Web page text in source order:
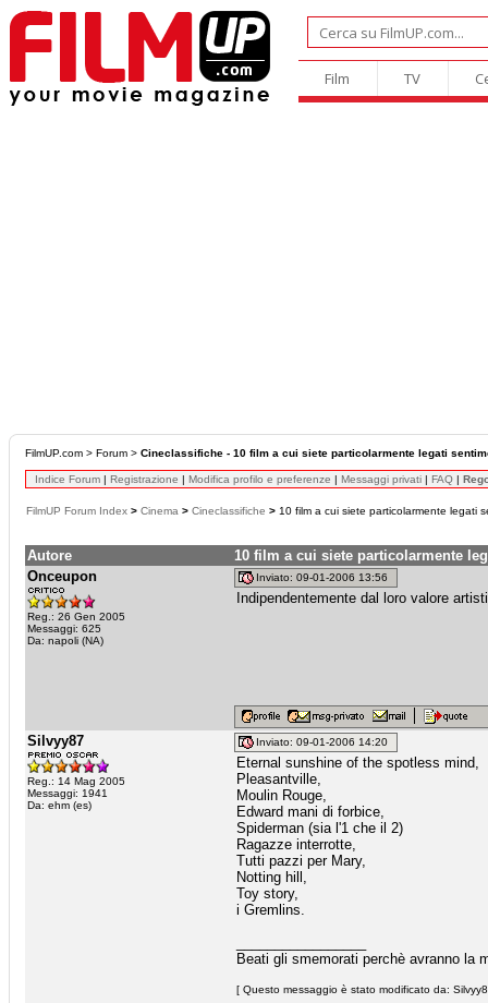
Film TV
FilmUP.com > Forum > Cineclassifiche - 10 film a cui siete particolarmente legati
Indice Forum | Registrazione | Modifica profilo e preferenze | Messaggi privati | FAQ |
FilmUP Forum Index > Cinema > Cineclassifiche > 10 film a cui siete particolarmente legati
Autore
10 film a cui siete particolarmente
Onceupon
Reg.: 26 Gen 2005
Messaggi: 625
Da: napoli (NA)
Inviato: 09-01-2006 13:56
Indipendentemente dal loro valore
Silvyy87
Reg.: 14 Mag 2005
Messaggi: 1941
Da: ehm (es)
Inviato: 09-01-2006 14:20
Eternal sunshine of the spotless mind,
Pleasantville,
Moulin Rouge,
Edward mani di forbice,
Spiderman (sia l'1 che il 2)
Ragazze interrotte,
Tutti pazzi per Mary,
Notting hill,
Toy story,
i Gremlins.
Beati gli smemorati perchè avranno la
[ Questo messaggio è stato modificato da: